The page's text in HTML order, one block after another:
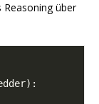
Reasoning über